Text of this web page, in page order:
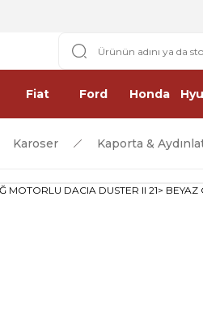
Fiat Ford Honda
Karoser Kaporta &